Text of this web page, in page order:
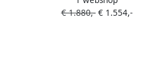
MOON links zonder kraangat kleur
€ 1.880,-€ 1.554,-